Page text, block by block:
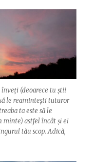
înveți (deoarece tu știi
le reamintești tuturor
ta este să le
minte) astfel încât și ei
tău scop. Adică,